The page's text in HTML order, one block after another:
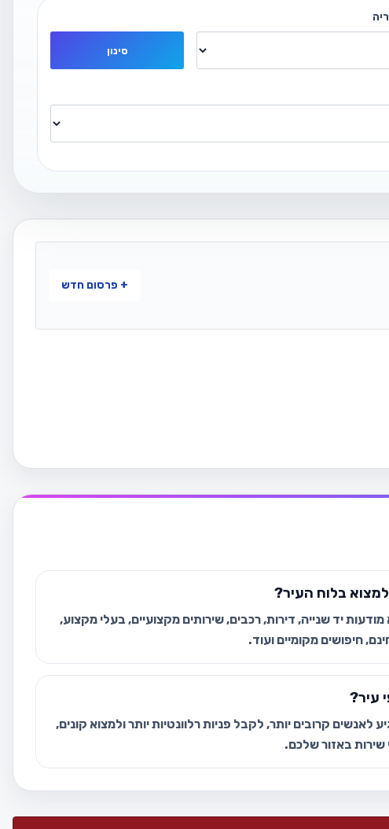
סינון
+ פרסום חדש
בלוח העיר?
יד שנייה, דירות, רכבים, שירותים מקצועיים, בעלי מקצוע,
חיפושים מקומיים ועוד.
עיר?
לאנשים קרובים יותר, לקבל פניות רלוונטיות יותר ולמצוא קונים,
שירות באזור שלכם.